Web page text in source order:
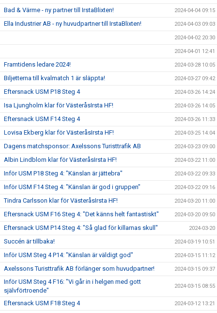
Bad & Värme - ny partner till IrstaBlixten! 2024-04-04 09:15
Ella Industrier AB - ny huvudpartner till IrstaBlixten! 2024-04-03 09:03
2024-04-02 20:30
2024-04-01 12:41
Framtidens ledare 2024! 2024-03-28 10:05
Biljetterna till kvalmatch 1 är släppta! 2024-03-27 09:42
Eftersnack USM P18 Steg 4 2024-03-26 14:24
Isa Ljungholm klar för VästeråsIrsta HF! 2024-03-26 14:05
Eftersnack USM F14 Steg 4 2024-03-26 11:33
Lovisa Ekberg klar för VästeråsIrsta HF! 2024-03-25 14:04
Dagens matchsponsor: Axelssons Turisttrafik AB 2024-03-23 09:00
Albin Lindblom klar för VästeråsIrsta HF! 2024-03-22 11:00
Inför USM P18 Steg 4: "Känslan är jättebra" 2024-03-22 09:33
Inför USM F14 Steg 4: "Känslan är god i gruppen" 2024-03-22 09:16
Tindra Carlsson klar för VästeråsIrsta HF! 2024-03-20 11:00
Eftersnack USM F16 Steg 4: "Det känns helt fantastiskt" 2024-03-20 09:50
Eftersnack USM P14 Steg 4: "Så glad för killarnas skull" 2024-03-20
Succén är tillbaka! 2024-03-19 10:51
Inför USM Steg 4 P14: "Känslan är väldigt god" 2024-03-15 11:12
Axelssons Turisttrafik AB förlänger som huvudpartner! 2024-03-15 09:37
Inför USM Steg 4 F16: "Vi går in i helgen med gott
självförtroende"
2024-03-15 08:55
Eftersnack USM F18 Steg 4 2024-03-12 13:21